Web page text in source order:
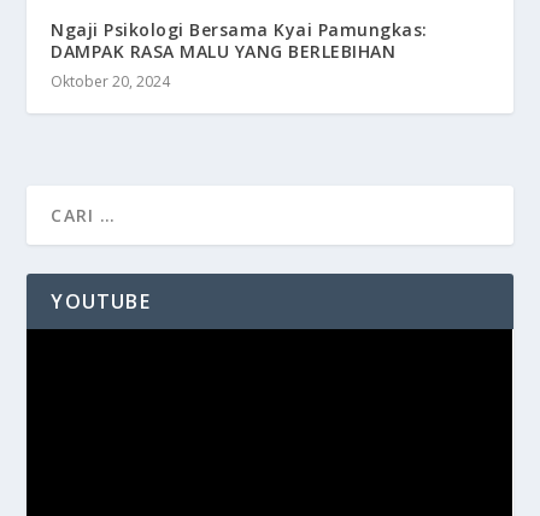
Ngaji Psikologi Bersama Kyai Pamungkas:
DAMPAK RASA MALU YANG BERLEBIHAN
Oktober 20, 2024
YOUTUBE